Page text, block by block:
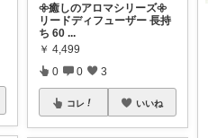
𖧷癒しのアロマシリーズ𖧷
リードディフューザー 長持
ち 60 ...
￥ 4,499
0 0 3
コレ いいね